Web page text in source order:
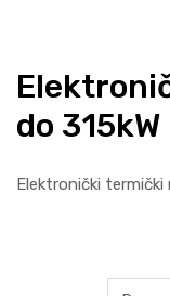
do
Elektronički termički